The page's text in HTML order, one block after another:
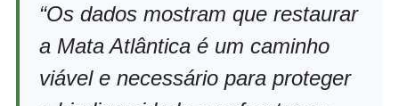
“Os dados mostram que restaurar
a Mata Atlântica é um caminho
viável e necessário para proteger